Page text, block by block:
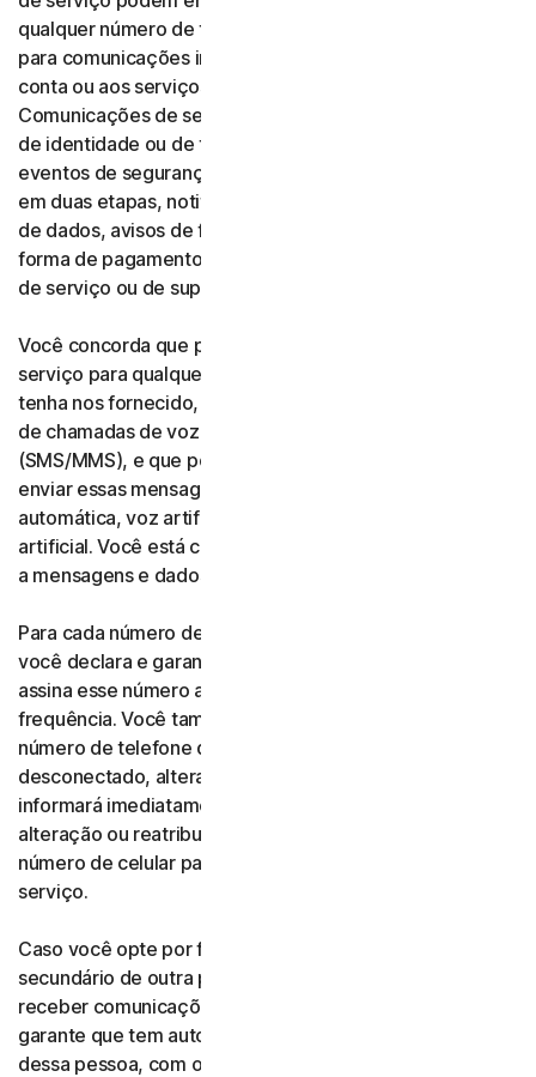
qualquer número de telefone que você nos fornecer
para comunicações informativas relacionadas à sua
conta ou aos serviços (“comunicações de serviço”).
Comunicações de serviço incluem, por exemplo, alertas
de identidade ou de transações, suspeita de fraude ou
eventos de segurança, verificações de identidade ou
em duas etapas, notificações de violação ou exposição
de dados, avisos de falha de cobrança, atualizações da
forma de pagamento, lembretes de renovação e avisos
de serviço ou de suporte técnico.
Você concorda que podemos enviar comunicações de
serviço para qualquer número de telefone que você
tenha nos fornecido, ou venha a nos fornecer, por meio
de chamadas de voz ou mensagens de texto
(SMS/MMS), e que podemos realizar essas chamadas ou
enviar essas mensagens usando sistema de discagem
automática, voz artificial ou pré-gravada ou inteligência
artificial. Você está ciente e concorda que taxas relativas
a mensagens e dados podem ser aplicadas.
Para cada número de telefone que você nos fornecer,
você declara e garante expressamente ser a pessoa que
assina esse número atualmente ou que o utiliza com
frequência. Você também concorda que, se qualquer
número de telefone que você nos forneceu for
desconectado, alterado ou reatribuído, você nos
informará imediatamente sobre essa desconexão,
alteração ou reatribuição e nos fornecerá um novo
número de celular para receber comunicações de
serviço.
Caso você opte por fornecer um número de telefone
secundário de outra pessoa ou de algum familiar para
receber comunicações de serviço, você declara e
garante que tem autorização para consentir, em nome
dessa pessoa, com o recebimento de comunicações de